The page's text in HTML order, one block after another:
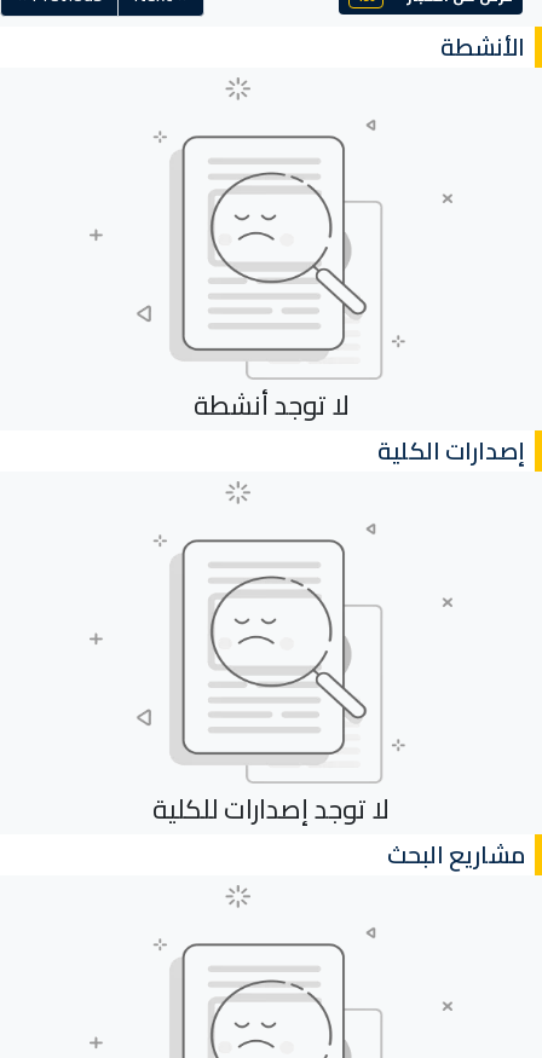
الأنشطة
لا توجد أنشطة
إصدارات الكلية
لا توجد إصدارات للكلية
مشاريع البحث